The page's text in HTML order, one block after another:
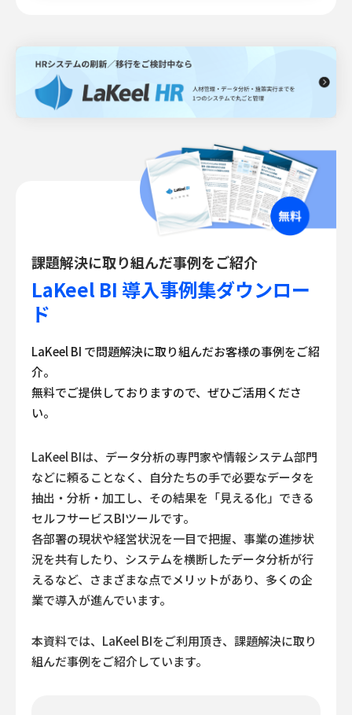
課題解決に取り組んだ事例をご紹介
LaKeel BI 導入事例集ダウンロー
ド
LaKeel BI で問題解決に取り組んだお客様の事例をご紹
介。
無料でご提供しておりますので、ぜひご活用くださ
い。
LaKeel BIは、データ分析の専門家や情報システム部門
などに頼ることなく、 自分たちの手で必要なデータを
抽出・分析・加工し、その結果を「見える化」できる
セルフサービスBIツールです。
各部署の現状や経営状況を一目で把握、事業の進捗状
況を共有したり、システムを横断したデータ分析が行
えるなど、 さまざまな点でメリットがあり、多くの企
業で導入が進んでいます。
本資料では、LaKeel BIをご利用頂き、課題解決に取り
組んだ事例をご紹介しています。